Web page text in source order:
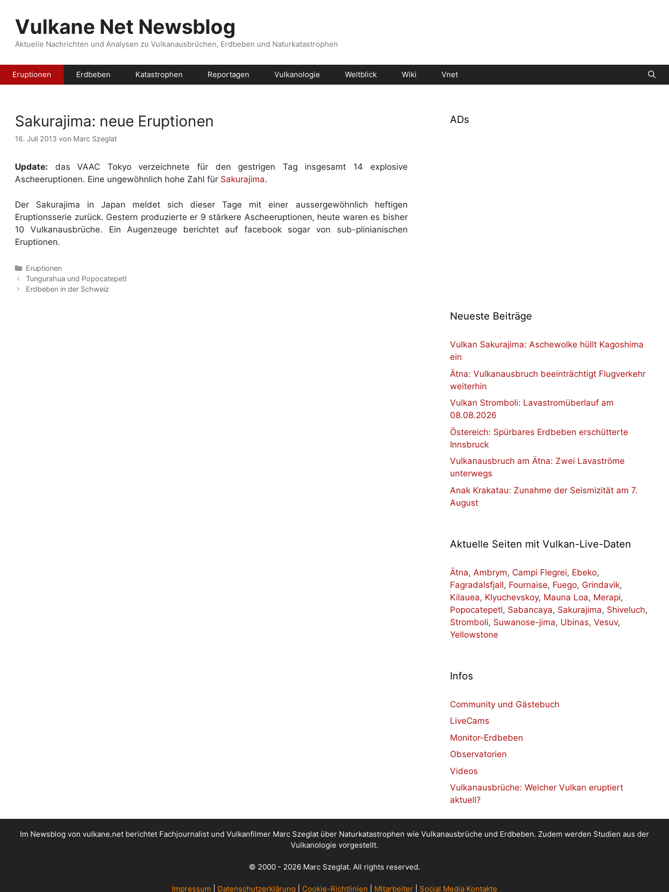
Inhalt
springenVulkane Net Newsblog
Aktuelle Nachrichten und Analysen zu Vulkanausbrüchen, Erdbeben und Naturkatastrophen
Eruptionen Erdbeben Katastrophen Reportagen Vulkanologie Weltblick Wiki Vnet
Sakurajima: neue Eruptionen
16. Juli 2013 von Marc Szeglat
Update: das VAAC Tokyo verzeichnete für den gestrigen Tag insgesamt 14 explosive
Ascheeruptionen. Eine ungewöhnlich hohe Zahl für Sakurajima.
Der Sakurajima in Japan meldet sich dieser Tage mit einer aussergewöhnlich heftigen
Eruptionsserie zurück. Gestern produzierte er 9 stärkere Ascheeruptionen, heute waren es bisher
10 Vulkanausbrüche. Ein Augenzeuge berichtet auf facebook sogar von sub-plinianischen
Eruptionen.
Kategorien
Eruptionen
Tungurahua und Popocatepetl
Erdbeben in der Schweiz
ADs
Neueste Beiträge
Vulkan Sakurajima: Aschewolke hüllt Kagoshima
ein
Ätna: Vulkanausbruch beeinträchtigt Flugverkehr
weiterhin
Vulkan Stromboli: Lavastromüberlauf am
08.08.2026
Östereich: Spürbares Erdbeben erschütterte
Innsbruck
Vulkanausbruch am Ätna: Zwei Lavaströme
unterwegs
Anak Krakatau: Zunahme der Seismizität am 7.
August
Aktuelle Seiten mit Vulkan-Live-Daten
Ätna, Ambrym, Campi Flegrei, Ebeko,
Fagradalsfjall, Fournaise, Fuego, Grindavik,
Kilauea, Klyuchevskoy, Mauna Loa, Merapi,
Popocatepetl, Sabancaya, Sakurajima, Shiveluch,
Stromboli, Suwanose-jima, Ubinas, Vesuv,
Yellowstone
Infos
Community und Gästebuch
LiveCams
Monitor-Erdbeben
Observatorien
Videos
Vulkanausbrüche: Welcher Vulkan eruptiert
aktuell?
Im Newsblog von vulkane.net berichtet Fachjournalist und Vulkanfilmer Marc Szeglat über Naturkatastrophen wie Vulkanausbrüche und Erdbeben. Zudem werden Studien aus der
Vulkanologie vorgestellt.
© 2000 - 2026 Marc Szeglat. All rights reserved.
Impressum Datenschutzerklärung Cookie-Richtlinien Mitarbeiter Social Media Kontakte